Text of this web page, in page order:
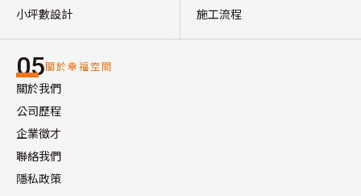
小坪數設計
施工流程
05關於幸福空間
關於我們
公司歷程
企業徵才
聯絡我們
隱私政策